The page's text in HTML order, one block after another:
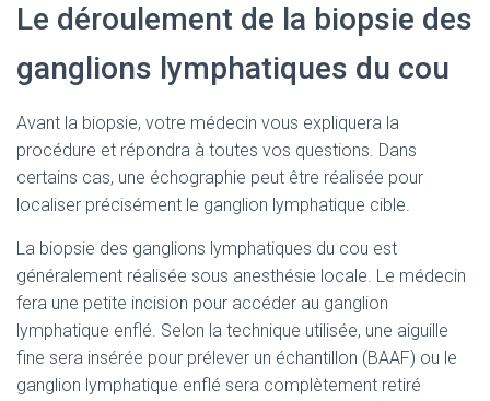
Le déroulement de la biopsie des
ganglions lymphatiques du cou
Avant la biopsie, votre médecin vous expliquera la
procédure et répondra à toutes vos questions. Dans
certains cas, une échographie peut être réalisée pour
localiser précisément le ganglion lymphatique cible.
La biopsie des ganglions lymphatiques du cou est
généralement réalisée sous anesthésie locale. Le médecin
fera une petite incision pour accéder au ganglion
lymphatique enflé. Selon la technique utilisée, une aiguille
fine sera insérée pour prélever un échantillon (BAAF) ou le
ganglion lymphatique enflé sera complètement retiré